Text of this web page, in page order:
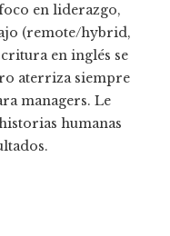
en liderazgo,
(remote/hybrid,
en inglés se
aterriza siempre
managers. Le
humanas